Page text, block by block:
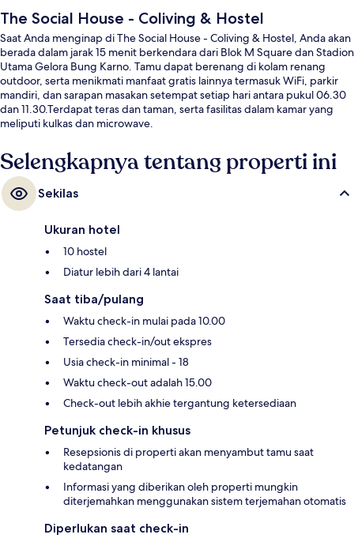
The Social House - Coliving & Hostel
Saat Anda menginap di The Social House - Coliving & Hostel, Anda akan
berada dalam jarak 15 menit berkendara dari Blok M Square dan Stadion
Utama Gelora Bung Karno. Tamu dapat berenang di kolam renang
outdoor, serta menikmati manfaat gratis lainnya termasuk WiFi, parkir
mandiri, dan sarapan masakan setempat setiap hari antara pukul 06.30
dan 11.30.Terdapat teras dan taman, serta fasilitas dalam kamar yang
meliputi kulkas dan microwave.
Selengkapnya tentang properti ini
Sekilas
Ukuran hotel
10 hostel
Diatur lebih dari 4 lantai
Saat tiba/pulang
Waktu check-in mulai pada 10.00
Tersedia check-in/out ekspres
Usia check-in minimal - 18
Waktu check-out adalah 15.00
Check-out lebih akhie tergantung ketersediaan
Petunjuk check-in khusus
Resepsionis di properti akan menyambut tamu saat
kedatangan
Informasi yang diberikan oleh properti mungkin
diterjemahkan menggunakan sistem terjemahan otomatis
Diperlukan saat check-in